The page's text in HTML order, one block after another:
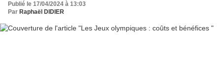
Publié le 17/04/2024 à 13:03
Par Raphaël DIDIER